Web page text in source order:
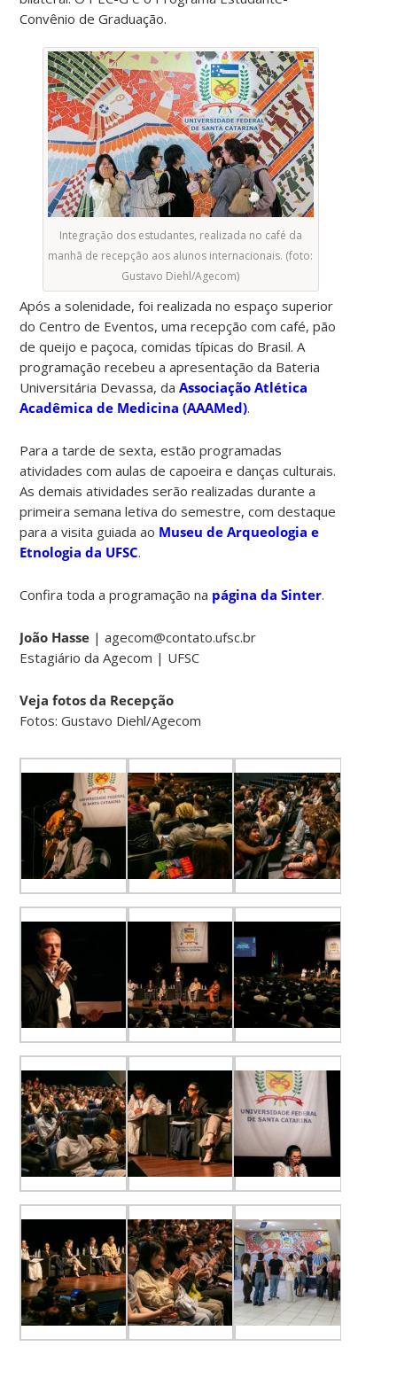
Convênio de Graduação.
Integração dos estudantes, realizada no café da
manhã de recepção aos alunos internacionais. (foto:
Gustavo Diehl/Agecom)
Após a solenidade, foi realizada no espaço superior
do Centro de Eventos, uma recepção com café, pão
de queijo e paçoca, comidas típicas do Brasil. A
programação recebeu a apresentação da Bateria
Universitária Devassa, daAssociação Atlética
Acadêmica de Medicina (AAAMed).
Para a tarde de sexta, estão programadas
atividades com aulas de capoeira e danças culturais.
As demais atividades serão realizadas durante a
primeira semana letiva do semestre, com destaque
para a visita guiada ao Museu de Arqueologia e
Etnologia da UFSC.
Confira toda a programação na página da Sinter.
João Hasse | agecom@contato.ufsc.br
Estagiário da Agecom | UFSC
Veja fotos da Recepção
Fotos: Gustavo Diehl/Agecom